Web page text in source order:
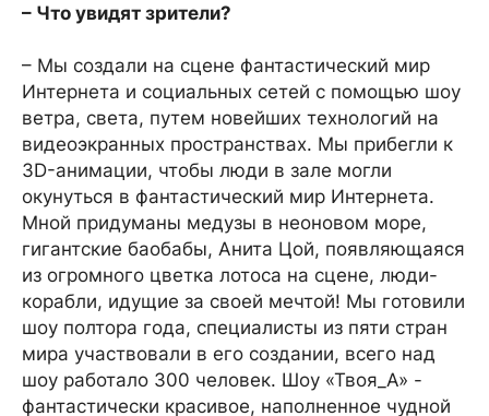
– Что увидят зрители?
– Мы создали на сцене фантастический мир
Интернета и социальных сетей с помощью шоу
ветра, света, путем новейших технологий на
видеоэкранных пространствах. Мы прибегли к
3D-анимации, чтобы люди в зале могли
окунуться в фантастический мир Интернета.
Мной придуманы медузы в неоновом море,
гигантские баобабы, Анита Цой, появляющаяся
из огромного цветка лотоса на сцене, люди-
корабли, идущие за своей мечтой! Мы готовили
шоу полтора года, специалисты из пяти стран
мира участвовали в его создании, всего над
шоу работало 300 человек. Шоу «Твоя_А» -
фантастически красивое, наполненное чудной